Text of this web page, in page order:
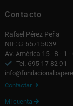
Contacto
Rafael Pérez Peña
NIF: G-65715039
Av. América 15 - 8 - 1
Tel. 695 17 82 91
Contactar 
Mi cuenta 